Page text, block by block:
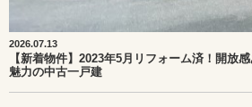
2026.07.13
【新着物件】2023年5月リフォーム済！開放
魅力の中古一戸建